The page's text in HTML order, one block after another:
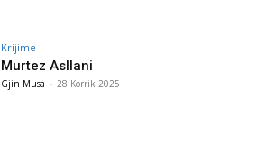
Krijime
Murtez Asllani
Gjin Musa - 28 Korrik 2025